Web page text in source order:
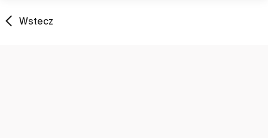
Wstecz